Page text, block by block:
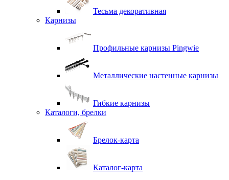
Тесьма декоративная
Карнизы
Профильные карнизы Pingwie
Металлические настенные карнизы
Гибкие карнизы
Каталоги, брелки
Брелок-карта
Каталог-карта